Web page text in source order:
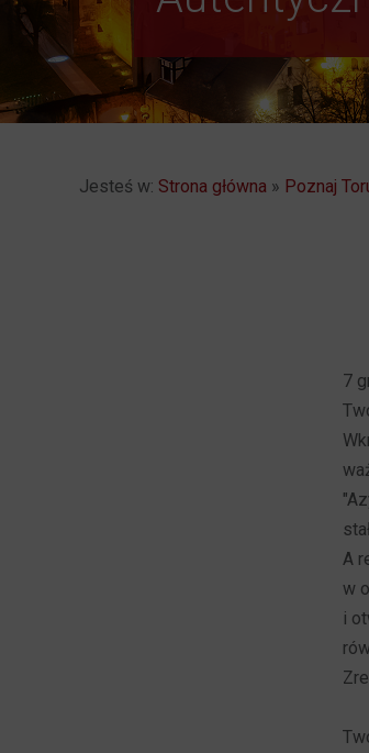
Jesteś w: Strona główna » Poznaj
7
A
w
i